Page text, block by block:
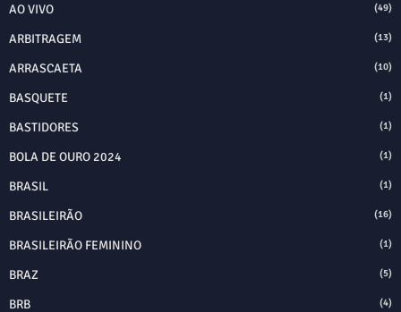
AO VIVO (49)
ARBITRAGEM (13)
ARRASCAETA (10)
BASQUETE (1)
BASTIDORES (1)
BOLA DE OURO 2024 (1)
BRASIL (1)
BRASILEIRÃO (16)
BRASILEIRÃO FEMININO (1)
BRAZ (5)
BRB (4)